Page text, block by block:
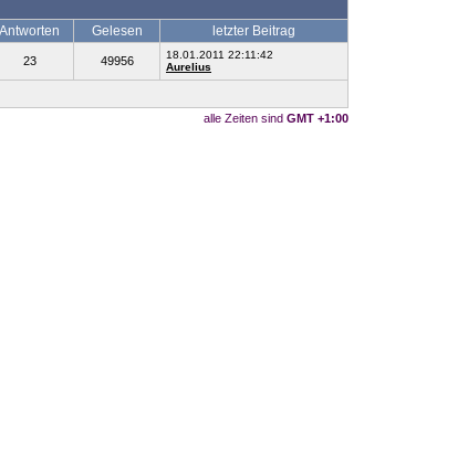
Antworten Gelesen letzter Beitrag
23 49956
18.01.2011 22:11:42
Aurelius
alle Zeiten sind GMT +1:00